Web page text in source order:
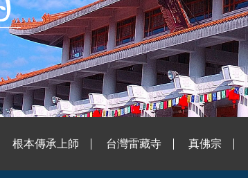
根本傳承上師 台灣雷藏寺 真佛宗